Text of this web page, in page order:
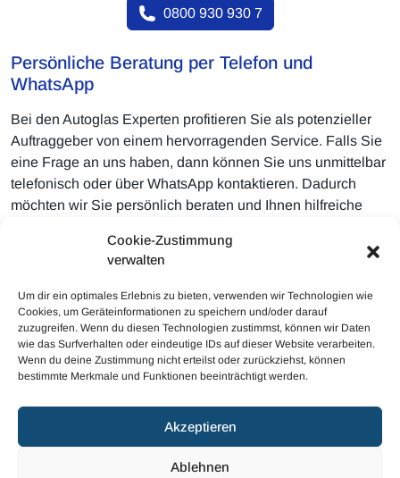
Cookie-Zustimmung
verwalten
Um dir ein optimales Erlebnis zu bieten, verwenden wir Technologien wie
Cookies, um Geräteinformationen zu speichern und/oder darauf
zuzugreifen. Wenn du diesen Technologien zustimmst, können wir Daten
wie das Surfverhalten oder eindeutige IDs auf dieser Website verarbeiten.
Wenn du deine Zustimmung nicht erteilst oder zurückziehst, können
bestimmte Merkmale und Funktionen beeinträchtigt werden.
Akzeptieren
Ablehnen
0800 930 930 7
Persönliche Beratung per Telefon und
WhatsApp
Bei den Autoglas Experten profitieren Sie als potenzieller
Auftraggeber von einem hervorragenden Service. Falls Sie
eine Frage an uns haben, dann können Sie uns unmittelbar
telefonisch oder über WhatsApp kontaktieren. Dadurch
möchten wir Sie persönlich beraten und Ihnen hilfreiche
gern dürfen Sie per WhatsApp auch unmittelbar einen
Termin mit uns ausmachen. Auf diese Weise ist für die
reibungslose Ausführung gesorgt.
© 2023 Mobiler Autoglas